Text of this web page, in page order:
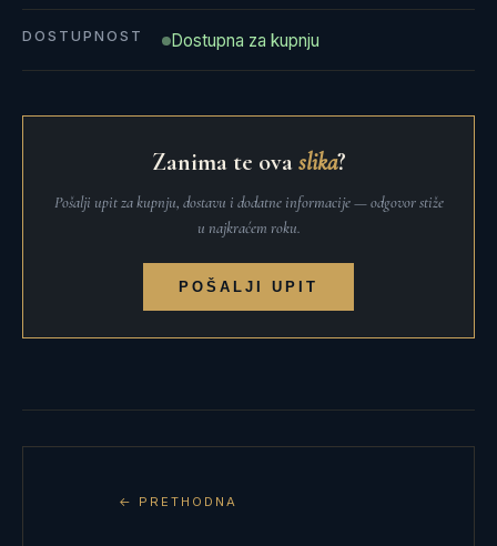
DOSTUPNOST Dostupna za kupnju
Zanima te ovaslika?
Pošalji upit za kupnju, dostavu i dodatne informacije — odgovor stiže
u najkraćem roku.
POŠALJI UPIT
← PRETHODNA